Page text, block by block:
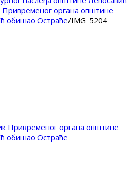
органа општине
обишао Остраће/IMG_5204
Привременог органа општине
обишао Остраће